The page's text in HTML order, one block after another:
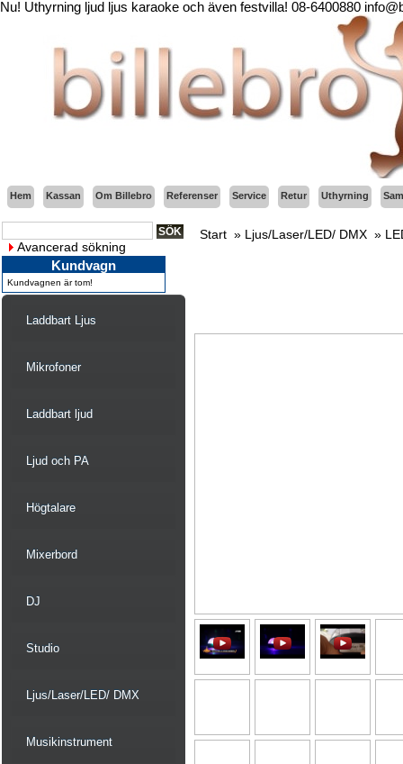
Nu! Uthyrning ljud ljus karaoke och även festvilla! 08-6400880
Hem Kassan Om Billebro Referenser Service Retur Uthyrning
Avancerad sökning
Kundvagn
Kundvagnen är tom!
Laddbart Ljus
Mikrofoner
Laddbart ljud
Ljud och PA
Högtalare
Mixerbord
DJ
Studio
Ljus/Laser/LED/ DMX
Musikinstrument
Start » Ljus/Laser/LED/ DMX »